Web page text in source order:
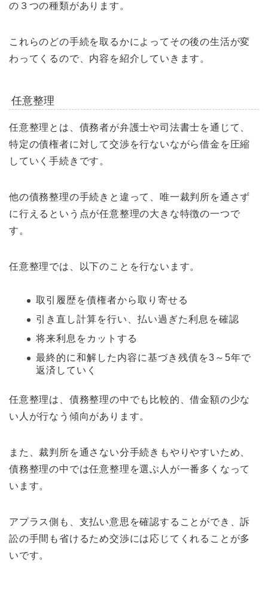
の３つの種類があります。
これらのどの手続を取るかによってその後の生活が変
わってくるので、内容を紹介していきます。
任意整理
任意整理とは、債務者が弁護士や司法書士を通じて、
特定の債権者に対して交渉を行ないながら借金を圧縮
していく手続きです。
他の債務整理の手続きと違って、唯一裁判所を通さず
に行えるという点が任意整理の大きな特徴の一つで
す。
任意整理では、以下のことを行ないます。
取引履歴を債権者から取り寄せる
引き直し計算を行い、払い過ぎた利息を確認
将来利息をカットする
最終的に和解した内容に基づき残債を3～5年で
返済していく
任意整理は、債務整理の中でも比較的、借金額の少な
い人が行なう傾向があります。
また、裁判所を通さない分手続きもやりやすいため、
債務整理の中では任意整理を選ぶ人が一番多くなって
います。
アプラス側も、支払い意思を確認することができ、訴
訟の手間も省けるため交渉には応じてくれることが多
いです。